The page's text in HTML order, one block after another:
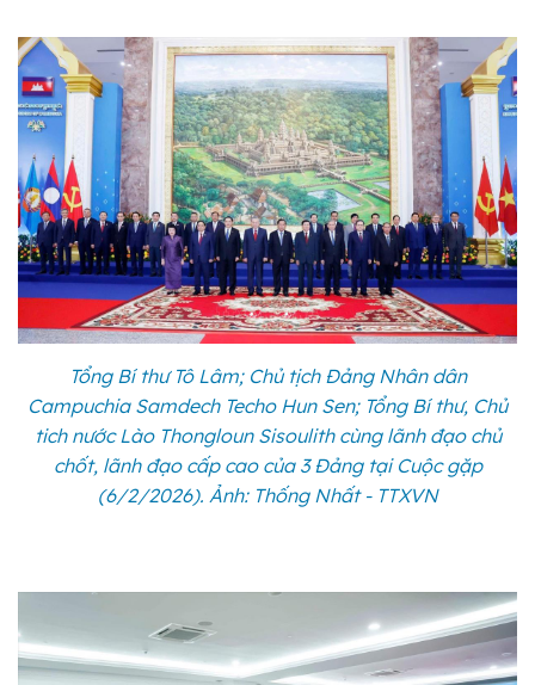
Tổng Bí thư Tô Lâm; Chủ tịch Đảng Nhân dân
Campuchia Samdech Techo Hun Sen; Tổng Bí thư, Chủ
tich nước Lào Thongloun Sisoulith cùng lãnh đạo chủ
chốt, lãnh đạo cấp cao của 3 Đảng tại Cuộc gặp
(6/2/2026). Ảnh: Thống Nhất - TTXVN